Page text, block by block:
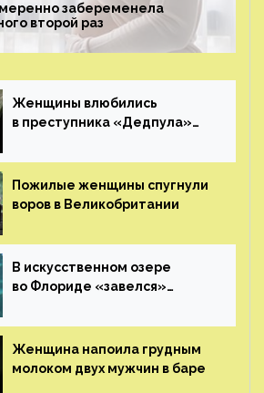
забеременела
второй раз
Женщины влюбились
в преступника «Дедпула»
ему жизнь
Пожилые женщины спугнули
воров в Великобритании
В искусственном озере
во Флориде «завелся»
Женщина напоила грудным
молоком двух мужчин в баре